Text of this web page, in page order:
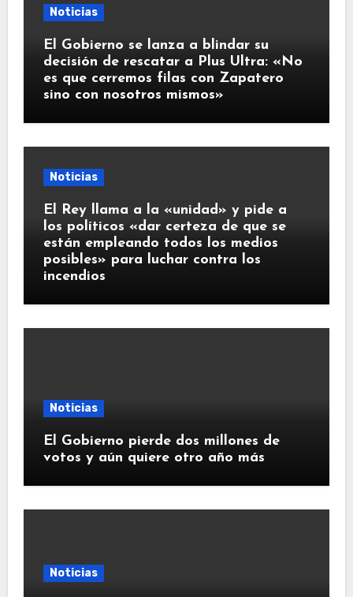
Noticias
El Gobierno se lanza a blindar su
decisión de rescatar a Plus Ultra: «No
es que cerremos filas con Zapatero
sino con nosotros mismos»
Noticias
El Rey llama a la «unidad» y pide a
los políticos «dar certeza de que se
están empleando todos los medios
posibles» para luchar contra los
incendios
Noticias
El Gobierno pierde dos millones de
votos y aún quiere otro año más
Noticias